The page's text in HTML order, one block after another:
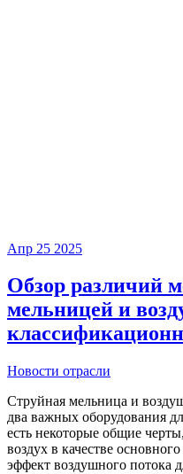
Апр 25 2025
Обзор различий
мельницей и
Новости отрасли
Струйная мельница и
два важных оборудования
есть некоторые общие
воздух в качестве
эффект воздушного потока